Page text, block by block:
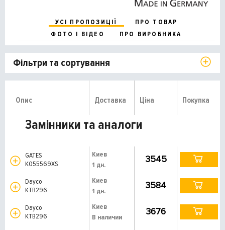
УСІ ПРОПОЗИЦІЇ
ПРО ТОВАР
ФОТО І ВІДЕО
ПРО ВИРОБНИКА
Фільтри та сортування
Опис Доставка Ціна Покупка
Замінники та аналоги
GATES
K055569XS
Киев
1 дн.
3545
Dayco
KTB296
Киев
1 дн.
3584
Dayco
KTB296
Киев
В наличии
3676